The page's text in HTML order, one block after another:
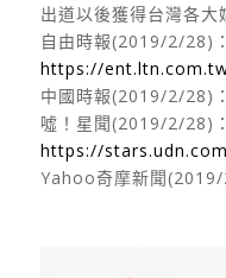
出道以後獲得台灣各大
自由時報(2019/2/28)：
https://
中國時報(2019/2/28)：
噓！星聞(2019/2/28)：
https://
Yahoo奇摩新聞(2019/